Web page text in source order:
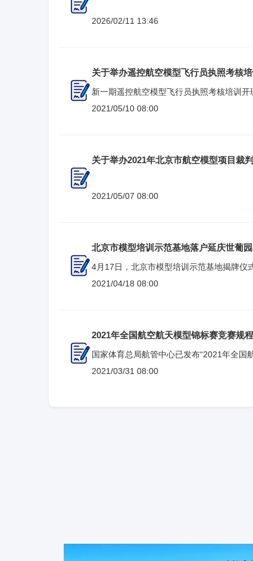
2026/02/11 13:46
关于举办遥控航空模型飞行员执照考核
新一期遥控航空模型飞行员执照考核培训开
2021/05/10 08:00
关于举办2021年北京市航空模型项目裁
2021/05/07 08:00
北京市模型培训示范基地落户延庆世葡
4月17日，北京市模型培训示范基地揭牌仪
办。 近年来，在北京市体育总会指导下，航空航天模型比赛项目在北京已具
中，特别是航空模型主题活动蓬勃发展，有关培训
们要依托世葡园的一流生态环境，持
2021/04/18 08:00
2021年全国航空航天模型锦标赛竞赛规
国家体育总局航管中心已发布“2021年全国
国青少年航空航天模型锦标赛竞赛”规程、规则。 2021年全国航空
2021/03/31 08:00